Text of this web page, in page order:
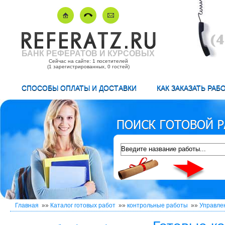
БАНК РЕФЕРАТОВ И КУРСОВЫХ
Сейчас на сайте: 1 посетителей
(1 зарегистрированных, 0 гостей)
СПОСОБЫ ОПЛАТЫ И ДОСТАВКИ КАК ЗАКАЗАТЬ
Главная »» Каталог готовых работ »» контрольные работы »»